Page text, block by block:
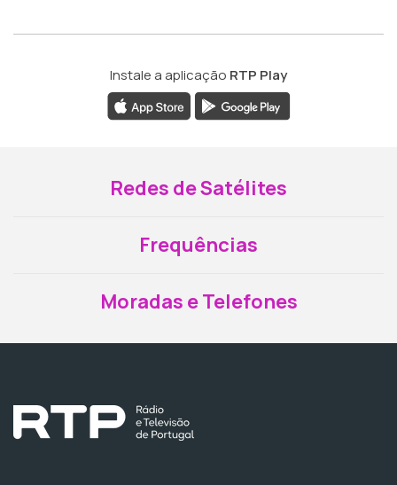
Instale a aplicação RTP Play
Redes de Satélites
Frequências
Moradas e Telefones